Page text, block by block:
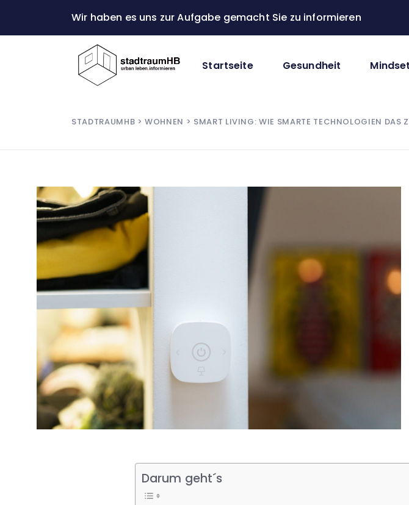
Wir haben es uns zur Aufgabe gemacht Sie zu informieren
Startseite Gesundheit Mindset
STADTRAUMHB >WOHNEN > SMART LIVING: WIE SMARTE TECHNOLOGIEN DAS
Darum geht´s